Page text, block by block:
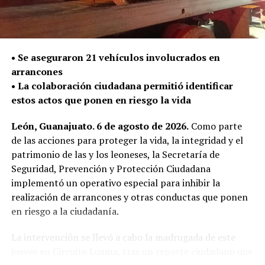
municipio; de estas, 16 fueron armas largas de uso
La Secretaría de Seguridad, Prevención y Protección
Ciudadana continúa con el despliegue policial en las
calles para detectar y retirar armas de fuego que puedan
ser utilizadas en la comisión de delitos y atender de
•⁠ ⁠Se aseguraron 21 vehículos involucrados en
arrancones
•⁠ ⁠La colaboración ciudadana permitió identificar
estos actos que ponen en riesgo la vida
León, Guanajuato. 6 de agosto de 2026.Como parte
de las acciones para proteger la vida, la integridad y el
patrimonio de las y los leoneses, la Secretaría de
Seguridad, Prevención y Protección Ciudadana
implementó un operativo especial para inhibir la
realización de arrancones y otras conductas que ponen
en riesgo a la ciudadanía.
La intervención se llevó a cabo la madrugada de este